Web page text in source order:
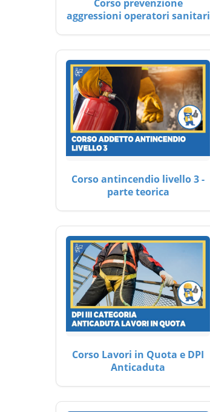
Corso prevenzione
aggressioni operatori sanitari
Corso antincendio livello 3 -
parte teorica
Corso Lavori in Quota e DPI
Anticaduta